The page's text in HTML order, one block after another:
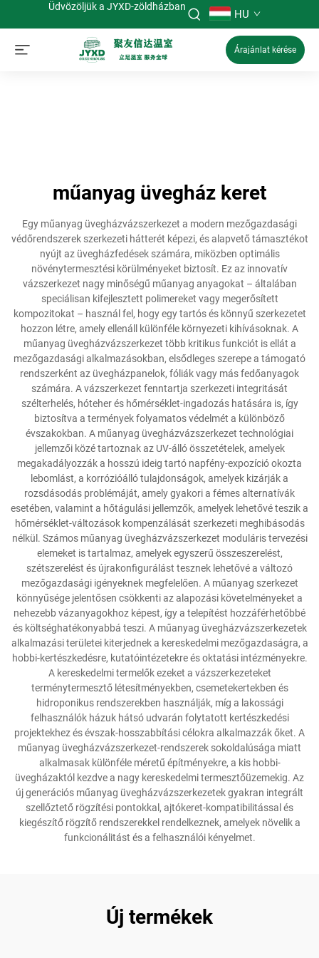
Üdvözöljük a JYXD-zöldházban
HU
Árajánlat kérése
műanyag üvegház keret
Egy műanyag üvegházvázszerkezet a modern mezőgazdasági
védőrendszerek szerkezeti hátterét képezi, és alapvető támasztékot
nyújt az üvegházfedések számára, miközben optimális
növénytermesztési körülményeket biztosít. Ez az innovatív
vázszerkezet nagy minőségű műanyag anyagokat – általában
speciálisan kifejlesztett polimereket vagy megerősített
kompozitokat – használ fel, hogy egy tartós és könnyű szerkezetet
hozzon létre, amely ellenáll különféle környezeti kihívásoknak. A
műanyag üvegházvázszerkezet több kritikus funkciót is ellát a
mezőgazdasági alkalmazásokban, elsődleges szerepe a támogató
rendszerként az üvegházpanelok, fóliák vagy más fedőanyagok
számára. A vázszerkezet fenntartja szerkezeti integritását
szélterhelés, hóteher és hőmérséklet-ingadozás hatására is, így
biztosítva a termények folyamatos védelmét a különböző
évszakokban. A műanyag üvegházvázszerkezet technológiai
jellemzői közé tartoznak az UV-álló összetételek, amelyek
megakadályozzák a hosszú ideig tartó napfény-expozíció okozta
lebomlást, a korrózióálló tulajdonságok, amelyek kizárják a
rozsdásodás problémáját, amely gyakori a fémes alternatívák
esetében, valamint a hőtágulási jellemzők, amelyek lehetővé teszik a
hőmérséklet-változások kompenzálását szerkezeti meghibásodás
nélkül. Számos műanyag üvegházvázszerkezet moduláris tervezési
elemeket is tartalmaz, amelyek egyszerű összeszerelést,
szétszerelést és újrakonfigurálást tesznek lehetővé a változó
mezőgazdasági igényeknek megfelelően. A műanyag szerkezet
könnyűsége jelentősen csökkenti az alapozási követelményeket a
nehezebb vázanyagokhoz képest, így a telepítést hozzáférhetőbbé
és költséghatékonyabbá teszi. A műanyag üvegházvázszerkezetek
alkalmazási területei kiterjednek a kereskedelmi mezőgazdaságra, a
hobbi-kertészkedésre, kutatóintézetekre és oktatási intézményekre.
A kereskedelmi termelők ezeket a vázszerkezeteket
terménytermesztő létesítményekben, csemetekertekben és
hidroponikus rendszerekben használják, míg a lakossági
felhasználók házuk hátsó udvarán folytatott kertészkedési
projektekhez és évszak-hosszabbítási célokra alkalmazzák őket. A
műanyag üvegházvázszerkezet-rendszerek sokoldalúsága miatt
alkalmasak különféle méretű építményekre, a kis hobbi-
üvegházaktól kezdve a nagy kereskedelmi termesztőüzemekig. Az
új generációs műanyag üvegházvázszerkezetek gyakran integrált
szellőztető rögzítési pontokkal, ajtókeret-kompatibilitással és
kiegészítő rögzítő rendszerekkel rendelkeznek, amelyek növelik a
funkcionálitást és a felhasználói kényelmet.
Új termékek